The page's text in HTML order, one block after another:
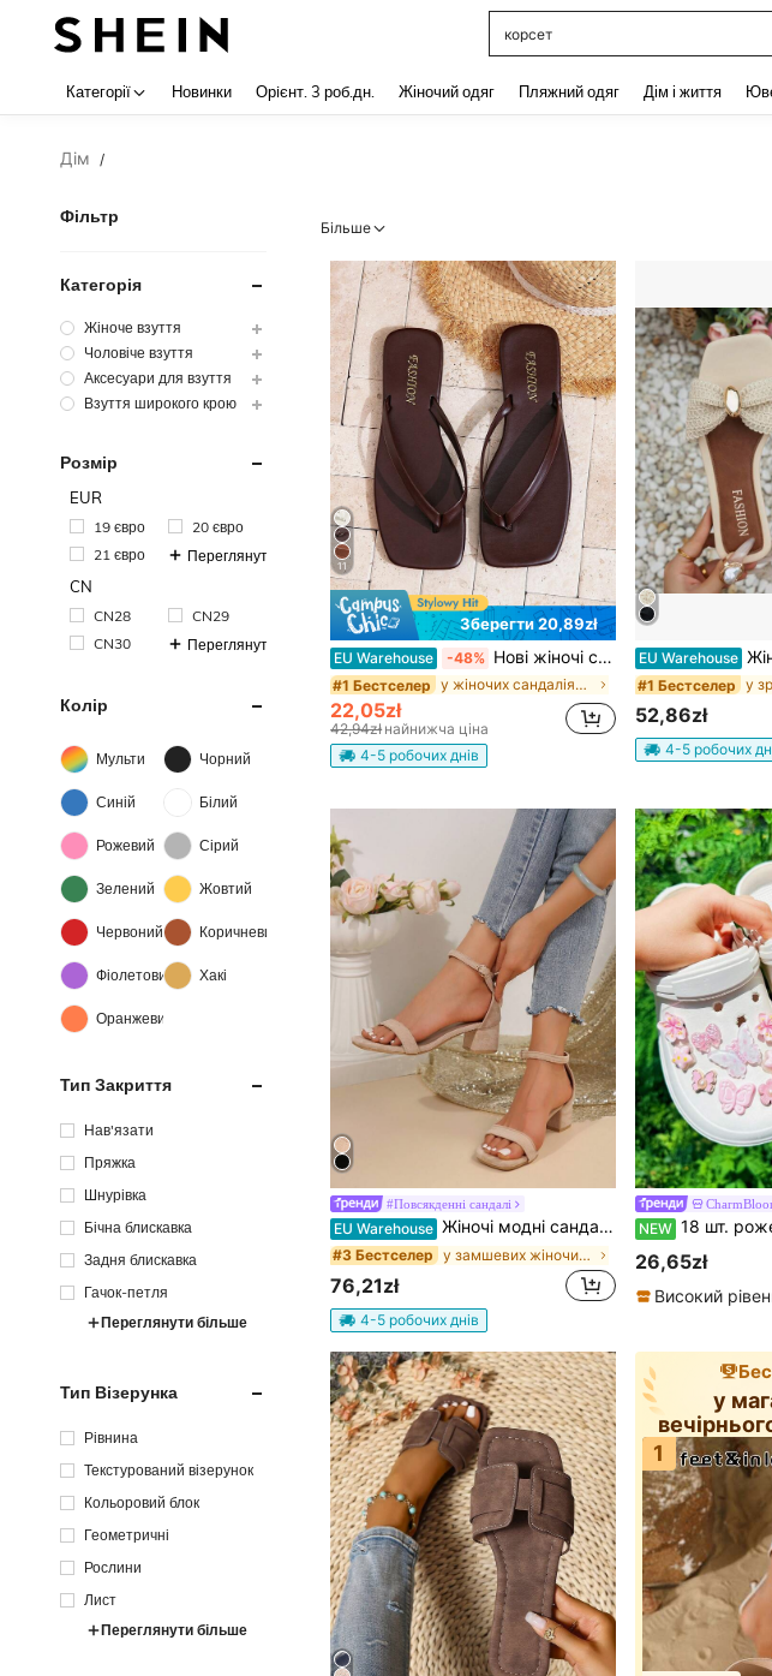
корсет
Категорії Новинки Орiєнт. 3 роб.дн. Жіночий одяг Пляжний одяг Дім і життя
Дім /
Фільтр
Категорія
Жіноче взуття
Чоловіче взуття
Аксесуари для взуття
Взуття широкого крою
Розмір
EUR
19 євро
20 євро
21 євро
Переглянути більше
CN
CN28
CN29
CN30
Переглянути більше
Колір
Мульти Чорний
Синій Білий
Рожевий Сірий
Зелений Жовтий
Червоний Коричневий
Фіолетовий Хакі
Оранжевий
Тип Закриття
Нав'язати
Пряжка
Шнурівка
Бічна блискавка
Задня блискавка
Гачок-петля
Переглянути більше
Тип Візерунка
Рівнина
Текстурований візерунок
Кольоровий блок
Геометричні
Рослини
Лист
Переглянути більше
Більше
11
Зберегти 20,89zł
EU Warehouse -48% Нові жіночі сандалі-в'єтнамки на весну/літо, шоколадно-коричневі, з квадратним носком, плоскі, повсякденні капці для дому та вулиці
#1 Бестселер у жіночих сандаліях з накладним носком
22,05zł
42,94złнайнижча ціна
4-5 робочих днів
EU Warehouse Жіночі літні
#1 Бестселер
52,86zł
4-5 робочих
#Повсякденні сандалі
EU Warehouse Жіночі модні сандалі на високих підборах, літнє універсальне взуття на середньому каблуці з ремінцем, абрикосового кольору, простий та товстий каблук, відкритий носок, елегантний стиль, зручні для щоденного носіння та походів на роботу, римські сандалі
#3 Бестселер у замшевих жіночих сандалях
76,21zł
4-5 робочих днів
NEW 18 шт. рожевих шармів для взуття у вигляді
26,65zł
у
жінок,
1